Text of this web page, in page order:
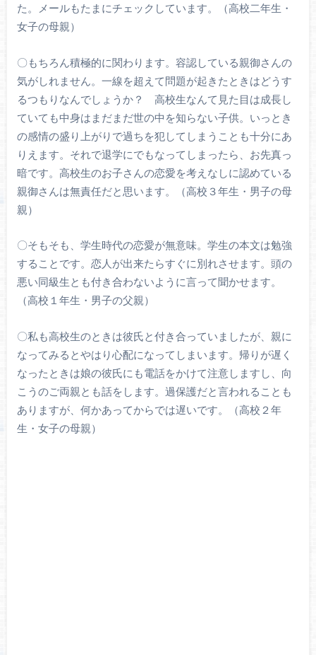
た。メールもたまにチェックしています。（高校二年生・
女子の母親）
〇もちろん積極的に関わります。容認している親御さんの
気がしれません。一線を超えて問題が起きたときはどうす
るつもりなんでしょうか？ 高校生なんて見た目は成長し
ていても中身はまだまだ世の中を知らない子供。いっとき
の感情の盛り上がりで過ちを犯してしまうことも十分にあ
りえます。それで退学にでもなってしまったら、お先真っ
暗です。高校生のお子さんの恋愛を考えなしに認めている
親御さんは無責任だと思います。（高校３年生・男子の母
親）
〇そもそも、学生時代の恋愛が無意味。学生の本文は勉強
することです。恋人が出来たらすぐに別れさせます。頭の
悪い同級生とも付き合わないように言って聞かせます。
（高校１年生・男子の父親）
〇私も高校生のときは彼氏と付き合っていましたが、親に
なってみるとやはり心配になってしまいます。帰りが遅く
なったときは娘の彼氏にも電話をかけて注意しますし、向
こうのご両親とも話をします。過保護だと言われることも
ありますが、何かあってからでは遅いです。（高校２年
生・女子の母親）